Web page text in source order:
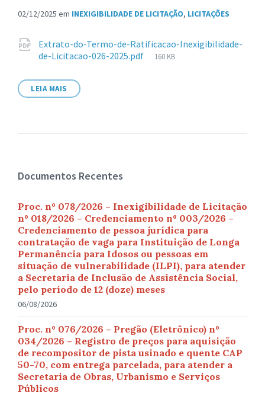
02/12/2025 em INEXIGIBILIDADE DE LICITAÇÃO, LICITAÇÕES
Anexos
Extrato-do-Termo-de-Ratificacao-Inexigibilidade-
de-Licitacao-026-2025.pdf
Tamanho
160 KB
LEIA MAIS
Documentos Recentes
Proc. nº 078/2026 – Inexigibilidade de Licitação
nº 018/2026 – Credenciamento nº 003/2026 –
Credenciamento de pessoa jurídica para
contratação de vaga para Instituição de Longa
Permanência para Idosos ou pessoas em
situação de vulnerabilidade (ILPI), para atender
a Secretaria de Inclusão de Assistência Social,
pelo período de 12 (doze) meses
06/08/2026
Proc. nº 076/2026 – Pregão (Eletrônico) nº
034/2026 – Registro de preços para aquisição
de recompositor de pista usinado e quente CAP
50-70, com entrega parcelada, para atender a
Secretaria de Obras, Urbanismo e Serviços
Públicos